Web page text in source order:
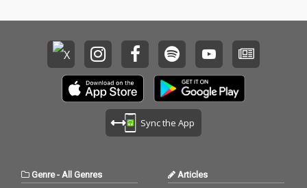
Sync the App
Genre- All Genres Articles